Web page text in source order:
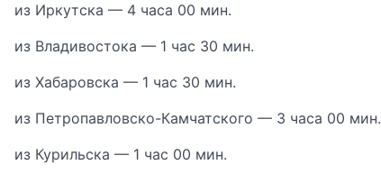
из Иркутска — 4 часа 00 мин.
из Владивостока — 1 час 30 мин.
из Хабаровска — 1 час 30 мин.
из Петропавловско-Камчатского — 3 часа 00 мин.
из Курильска — 1 час 00 мин.